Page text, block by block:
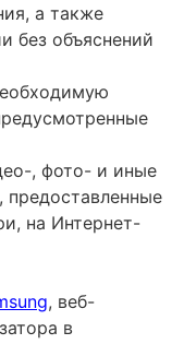
а также
без объяснений
, фото- и иные
на Интернет-
, веб-
в